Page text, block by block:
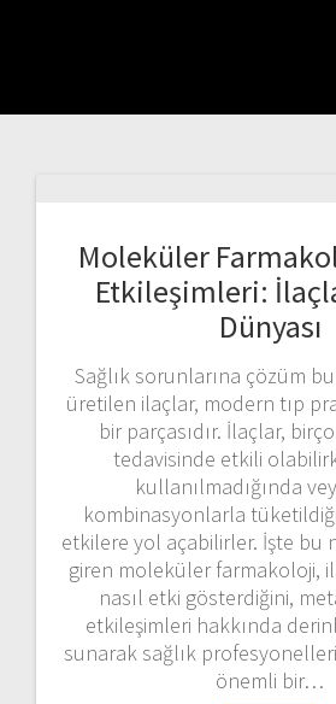
Moleküler
Etkileşimleri:
Dünyası
Sağlık sorunlarına çözüm
üretilen ilaçlar, modern tıp
bir parçasıdır. İlaçlar,
tedavisinde etkili
kullanılmadığında
kombinasyonlarla
etkilere yol açabilirler. İşte bu
giren moleküler farmakoloji,
nasıl etki gösterdiğini,
etkileşimleri hakkında
sunarak sağlık
önemli bir…